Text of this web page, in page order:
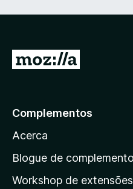
a
a
a
Complementos
Acerca
Blogue de
Workshop de extensões